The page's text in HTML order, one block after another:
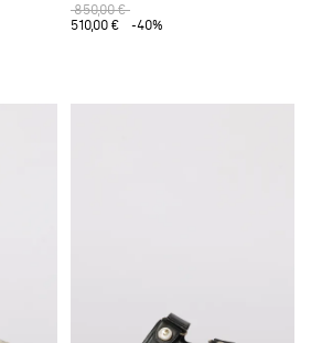
850,00 €
510,00 €
-40%